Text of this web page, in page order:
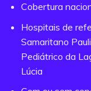
Cobertura
Hospitais de
Samaritano
Pediátrico da
Lúcia